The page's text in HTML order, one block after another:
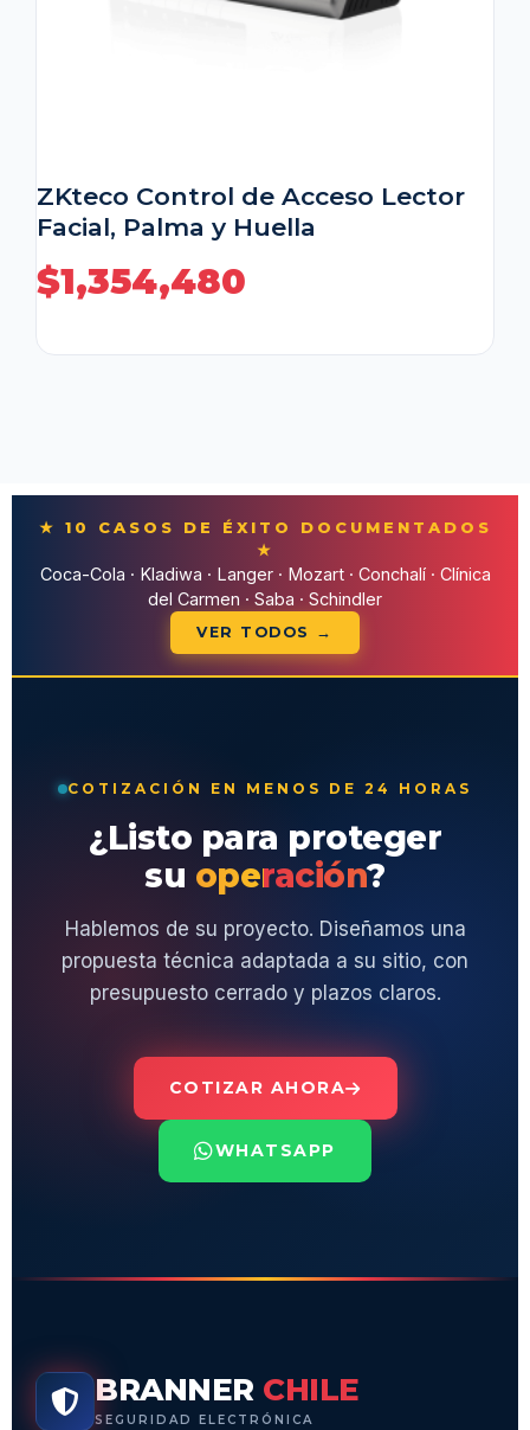
ZKteco Control de Acceso Lector
Facial, Palma y Huella
$1,354,480
★ 10 CASOS DE ÉXITO DOCUMENTADOS
★
Coca-Cola · Kladiwa · Langer · Mozart · Conchalí · Clínica
del Carmen · Saba · Schindler
VER TODOS →
COTIZACIÓN EN MENOS DE 24 HORAS
¿Listo para proteger
su operación?
Hablemos de su proyecto. Diseñamos una
propuesta técnica adaptada a su sitio, con
presupuesto cerrado y plazos claros.
COTIZAR AHORA
WHATSAPP
BRANNER CHILE
SEGURIDAD ELECTRÓNICA